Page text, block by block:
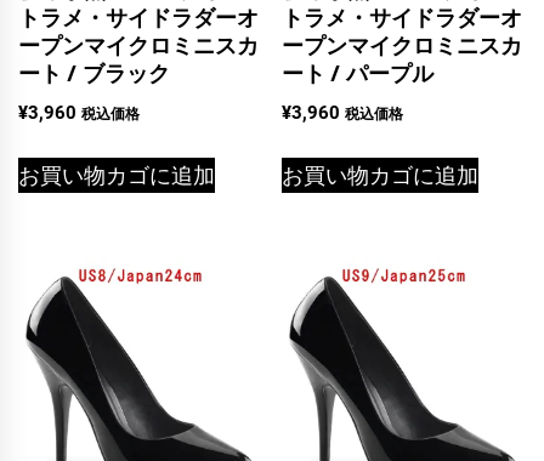
トラメ・サイドラダーオ
ープンマイクロミニスカ
ート / ブラック
¥3,960 税込価格
お買い物カゴに追加
トラメ・サイドラダーオ
ープンマイクロミニスカ
ート / パープル
¥3,960 税込価格
お買い物カゴに追加